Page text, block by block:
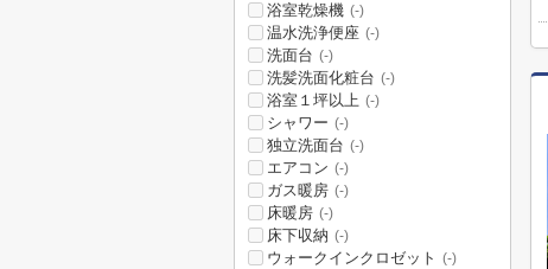
浴室乾燥機 (-)
温水洗浄便座 (-)
洗面台 (-)
洗髪洗面化粧台 (-)
浴室１坪以上 (-)
シャワー (-)
独立洗面台 (-)
エアコン (-)
ガス暖房 (-)
床暖房 (-)
床下収納 (-)
ウォークインクロゼット (-)